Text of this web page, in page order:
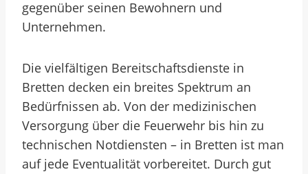
gegenüber seinen Bewohnern und
Unternehmen.
Die vielfältigen Bereitschaftsdienste in
Bretten decken ein breites Spektrum an
Bedürfnissen ab. Von der medizinischen
Versorgung über die Feuerwehr bis hin zu
technischen Notdiensten – in Bretten ist man
auf jede Eventualität vorbereitet. Durch gut